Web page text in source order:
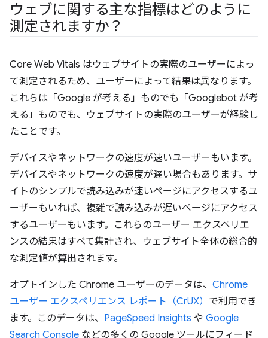
ウェブに関する主な指標はどのように
測定されますか？
Core Web Vitals はウェブサイトの実際のユーザーによっ
て測定されるため、ユーザーによって結果は異なります。
これらは「Google が考える」ものでも「Googlebot が考
える」ものでも、ウェブサイトの実際のユーザーが経験し
たことです。
デバイスやネットワークの速度が速いユーザーもいます。
デバイスやネットワークの速度が遅い場合もあります。サ
イトのシンプルで読み込みが速いページにアクセスするユ
ーザーもいれば、複雑で読み込みが遅いページにアクセス
するユーザーもいます。これらのユーザー エクスペリエ
ンスの結果はすべて集計され、ウェブサイト全体の総合的
な測定値が算出されます。
オプトインした Chrome ユーザーのデータは、 Chrome
ユーザー エクスペリエンス レポート（CrUX） で利用でき
ます。このデータは、 PageSpeed Insights や Google
Search Console などの多くの Google ツールにフィード